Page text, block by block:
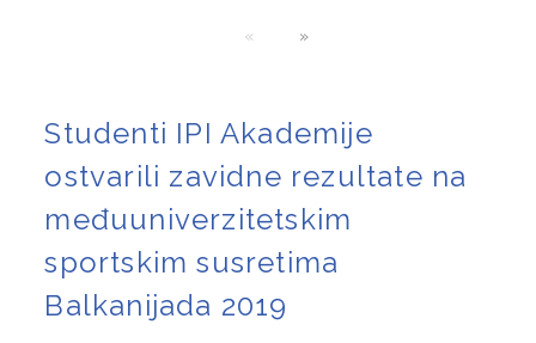
Studenti IPI Akademije
ostvarili zavidne rezultate na
međuuniverzitetskim
sportskim susretima
Balkanijada 2019